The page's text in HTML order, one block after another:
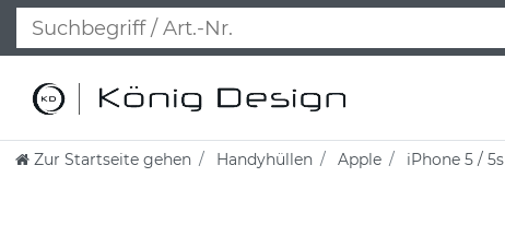
Zur Startseite gehen Handyhüllen Apple iPhone 5 / 5s